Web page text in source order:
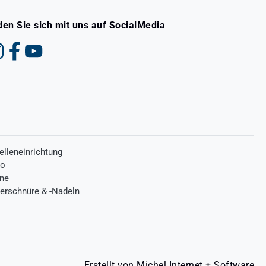
& -Nadeln
Sie sich mit uns auf SocialMedia